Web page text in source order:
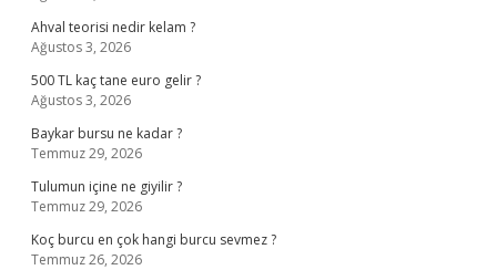
Ahval teorisi nedir kelam ?
Ağustos 3, 2026
500 TL kaç tane euro gelir ?
Ağustos 3, 2026
Baykar bursu ne kadar ?
Temmuz 29, 2026
Tulumun içine ne giyilir ?
Temmuz 29, 2026
Koç burcu en çok hangi burcu sevmez ?
Temmuz 26, 2026